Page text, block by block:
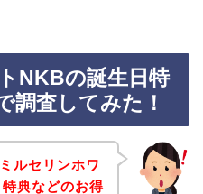
NKBの誕生日特
調査してみた！
ルセリンホワ
典などのお得